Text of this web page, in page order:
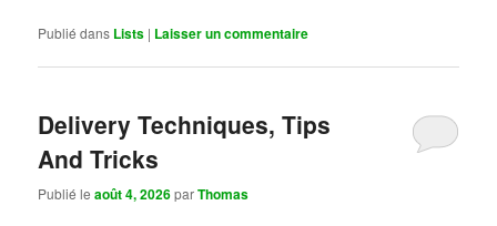
Publié dans Lists | Laisser un commentaire
Delivery Techniques, Tips
And Tricks
Publié leaoût 4, 2026parThomas